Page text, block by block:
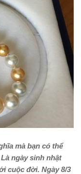
mà bạn có thể
ngày sinh nhật
cuộc đời. Ngày 8/3